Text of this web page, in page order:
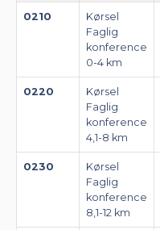
0210
Kørsel
Faglig
konference
0-4 km
0220
Kørsel
Faglig
konference
4,1-8 km
0230
Kørsel
Faglig
konference
8,1-12 km